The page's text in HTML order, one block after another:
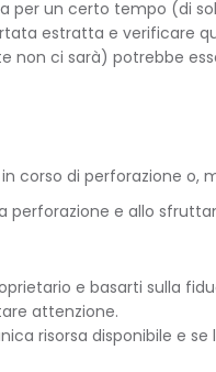
un certo tempo (di
estratta e
ci sarà) potrebbe
corso di perforazione o,
perforazione e allo
e basarti sulla
attenzione.
risorsa disponibile e